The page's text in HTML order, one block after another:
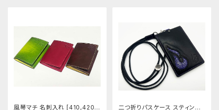
風琴マチ 名刺入れ [410,420-
二つ折りパスケース スティング